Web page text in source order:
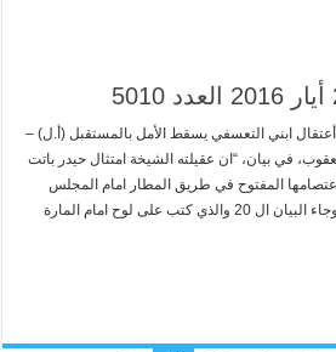
ابني التعسفي يسقط الأمل بالمستقبل (أ.ل) –
في بيان، “ان عقيلته الشيخة امتثال حيدر باتت
المفتوح في طريق المطار امام المجلس
الإسلامي الشيعي الأعلى، وجاء البيان ال 20 والذي كتب على لوح امام المارة